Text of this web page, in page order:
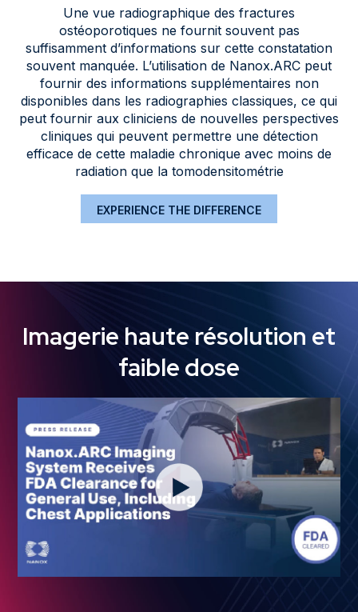
Une vue radiographique des fractures
ostéoporotiques ne fournit souvent pas
suffisamment d’informations sur cette constatation
souvent manquée. L’utilisation de Nanox.ARC peut
fournir des informations supplémentaires non
disponibles dans les radiographies classiques, ce qui
peut fournir aux cliniciens de nouvelles perspectives
cliniques qui peuvent permettre une détection
efficace de cette maladie chronique avec moins de
radiation que la tomodensitométrie
EXPERIENCE THE DIFFERENCE
Imagerie haute résolution et
faible dose